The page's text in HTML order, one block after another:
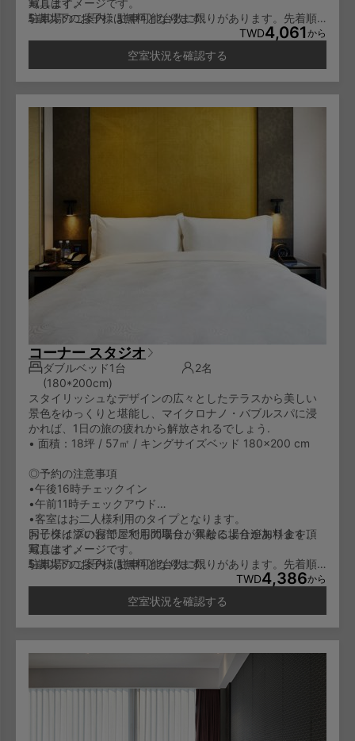
戴します。
5歳以下のお子様は無料となります。
6-11歳のお子様は一泊NT600/人となります。
12歳以上のお子様は大人料金と同じに一泊NT1,000/人とな
写真はイメージです。
駐車場のご案内：駐車可能台数に限りがあります。先着順
TWD4,061 から
空室状況を確認する
コーナー スタジオ
ダブルベッド1台
(180*200cm)
2名
スタイリッシュなデザインの広々としたテラスから美しい
景色をゆっくりと堪能し、マイクロナノ・バブルスパに浸
かれば、1日の旅の疲れから解放されるでしょう.
• 面積：18坪 / 57㎡ / キングサイズベッド 180×200 cm
◎予約の注意事項
•午後16時チェックイン
•午前11時チェックアウド
•客室はお二人様利用のタイプとなります。
お子様は添い寝でご利用の場合、年齢により追加料金を頂
戴します。
5歳以下のお子様は無料となります。
6-11歳のお子様は一泊NT600/人となります。
12歳以上のお子様は大人料金と同じに一泊NT1,000/人とな
同じタイプのお部屋でも間取りが異なる場合があります。
写真はイメージです。
駐車場のご案内：駐車可能台数に限りがあります。先着順
TWD4,386から
空室状況を確認する